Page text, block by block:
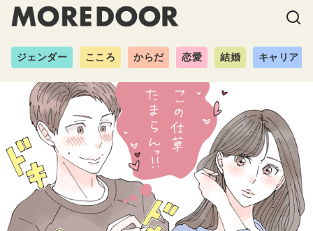
ジェンダー こころ からだ 恋愛 結婚 キャリア